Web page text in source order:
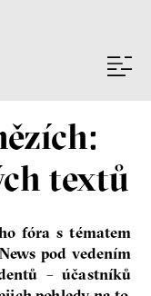
textů
fóra s tématem
pod vedením
– účastníků